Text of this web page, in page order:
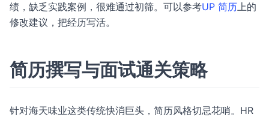
绩，缺乏实践案例，很难通过初筛。可以参考UP 简历上的
修改建议，把经历写活。
简历撰写与面试通关策略
针对海天味业这类传统快消巨头，简历风格切忌花哨。HR